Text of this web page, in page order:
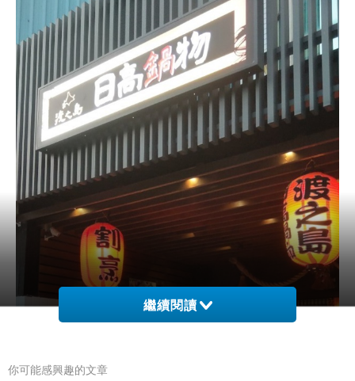
繼續閱讀
你可能感興趣的文章